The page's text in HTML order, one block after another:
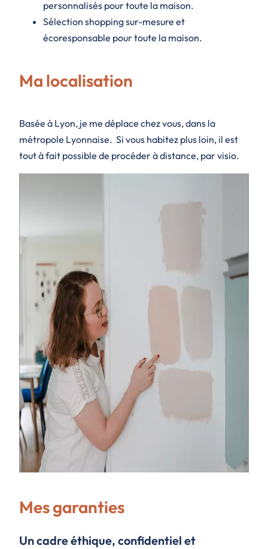
personnalisés pour toute la maison.
Sélection shopping sur-mesure et
écoresponsable pour toute la maison.
Ma localisation
Basée à Lyon, je me déplace chez vous, dans la
métropole Lyonnaise. Si vous habitez plus loin, il est
tout à fait possible de procéder à distance, par visio.
Mes garanties
Un cadre éthique, confidentiel et